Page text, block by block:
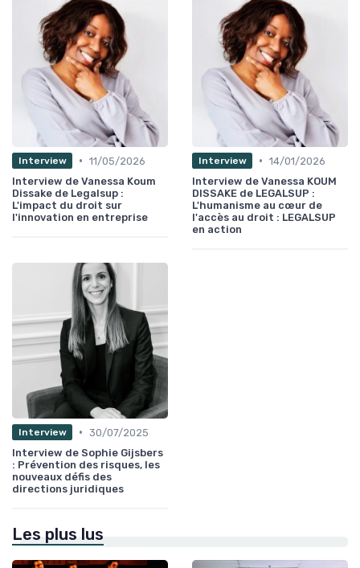
Interview • 11/05/2026
Interview de Vanessa Koum
Dissake de Legalsup :
L'impact du droit sur
l'innovation en entreprise
Interview • 14/01/2026
Interview de Vanessa KOUM
DISSAKE de LEGALSUP :
L'humanisme au cœur de
l'accès au droit : LEGALSUP
en action
Interview • 30/07/2025
Interview de Sophie Gijsbers
: Prévention des risques, les
nouveaux défis des
directions juridiques
Les plus lus